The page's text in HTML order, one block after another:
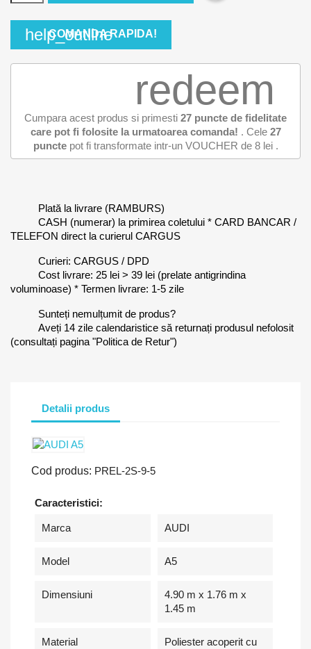
help_outline
COMANDA RAPIDA!
redeem
Cumpara acest produs si primesti 27 puncte de fidelitate
care pot fi folosite la urmatoarea comanda! . Cele 27
punctepot fi transformate intr-un VOUCHER de 8 lei.
Plată la livrare (RAMBURS)
CASH (numerar) la primirea coletului * CARD BANCAR /
TELEFON direct la curierul CARGUS
Curieri: CARGUS / DPD
Cost livrare: 25 lei > 39 lei (prelate antigrindina
voluminoase) * Termen livrare: 1-5 zile
Sunteți nemulțumit de produs?
Aveți 14 zile calendaristice să returnați produsul nefolosit
(consultați pagina "Politica de Retur")
Detalii produs
Cod produs: PREL-2S-9-5
Caracteristici:
Marca AUDI
Model A5
Dimensiuni
4.90 m x 1.76 m x
1.45 m
Material
Poliester acoperit cu